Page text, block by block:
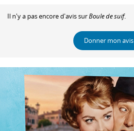
Il n'y a pas encore d'avis surBoule de suif.
Donner mon avis